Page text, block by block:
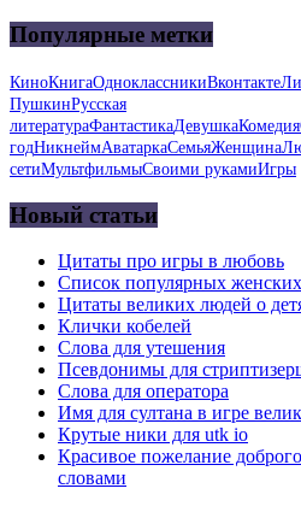
Популярные метки
КиноКнигаОдноклассникиВконтакте
ПушкинРусская
литератураФантастикаДевушкаКомедия
годНикнеймАватаркаСемьяЖенщина
сетиМультфильмыСвоими рукамиИгры
Новый статьи
Цитаты про игры в любовь
Список популярных
Цитаты великих людей о
Клички кобелей
Слова для утешения
Псевдонимы для
Слова для оператора
Имя для султана в игре
Крутые ники для utk io
Красивое пожелание
словами